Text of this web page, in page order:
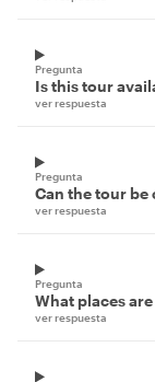
Pregunta
Is this tour
ver respuesta
Pregunta
Can the tour be
ver respuesta
Pregunta
What places
ver respuesta